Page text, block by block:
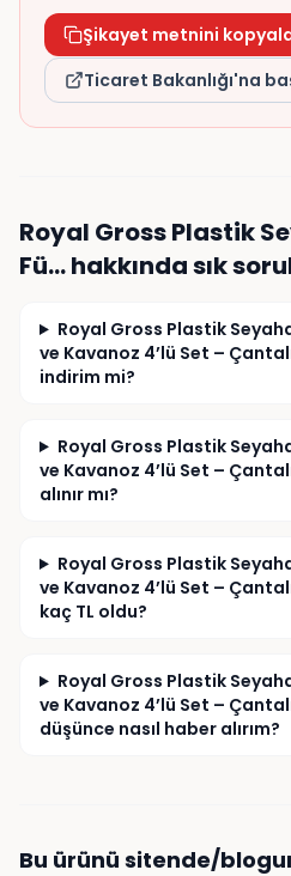
fiyat 219 TL. Tuttuğum fiyat
son dönemde 84 TL
dolayısıyla indirim öncesi
olarak yükseltildiğini
Konunun incelenmesini ve
talep ederim.
Şikayet metnini
Ticaret Bakanlığı'na
Royal Gross Plastik
Fü…hakkında sık
Royal Gross Plastik
ve Kavanoz 4’lü Set –
indirim mi?
Royal Gross Plastik
ve Kavanoz 4’lü Set –
alınır mı?
Royal Gross Plastik
ve Kavanoz 4’lü Set –
kaç TL oldu?
Royal Gross Plastik
ve Kavanoz 4’lü Set –
düşünce nasıl haber alırım?
Bu ürünü sitende/